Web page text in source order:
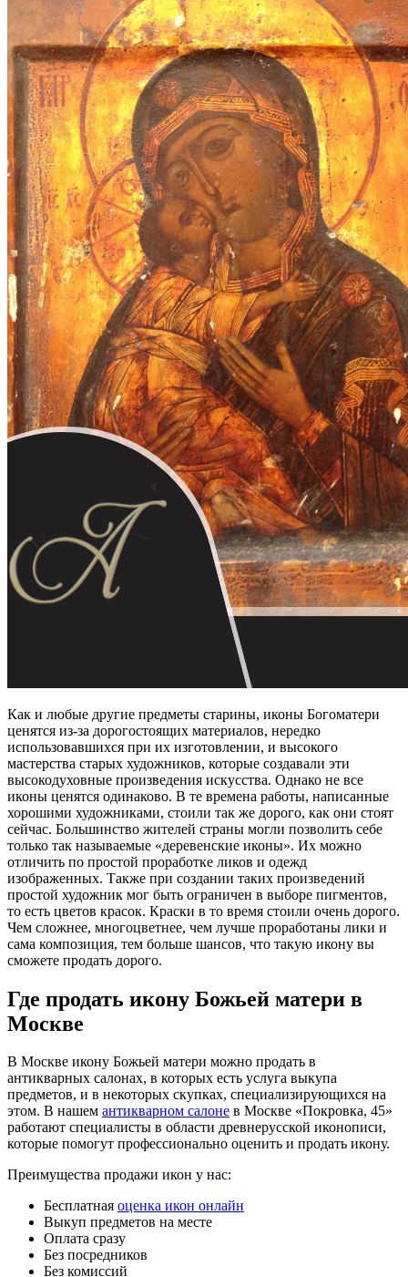
Как и любые другие предметы старины, иконы Богоматери
ценятся из-за дорогостоящих материалов, нередко
использовавшихся при их изготовлении, и высокого
мастерства старых художников, которые создавали эти
высокодуховные произведения искусства. Однако не все
иконы ценятся одинаково. В те времена работы, написанные
хорошими художниками, стоили так же дорого, как они стоят
сейчас. Большинство жителей страны могли позволить себе
только так называемые «деревенские иконы». Их можно
отличить по простой проработке ликов и одежд
изображенных. Также при создании таких произведений
простой художник мог быть ограничен в выборе пигментов,
то есть цветов красок. Краски в то время стоили очень дорого.
Чем сложнее, многоцветнее, чем лучше проработаны лики и
сама композиция, тем больше шансов, что такую икону вы
сможете продать дорого.
Где продать икону Божьей матери в
Москве
В Москве икону Божьей матери можно продать в
антикварных салонах, в которых есть услуга выкупа
предметов, и в некоторых скупках, специализирующихся на
этом. В нашем антикварном салоне в Москве «Покровка, 45»
работают специалисты в области древнерусской иконописи,
которые помогут профессионально оценить и продать икону.
Преимущества продажи икон у нас:
Бесплатная оценка икон онлайн
Выкуп предметов на месте
Оплата сразу
Без посредников
Без комиссий